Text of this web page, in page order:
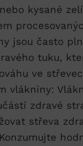
kysané
jsou často
tuku,
ve
vlákniny:
zdravé
střeva